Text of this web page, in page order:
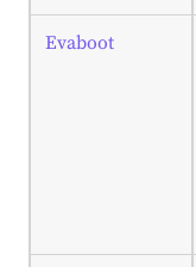
Evaboot